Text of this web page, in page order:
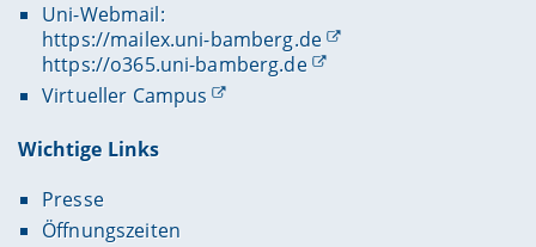
Uni-Webmail:
https://mailex.uni-bamberg.de
https://o365.uni-bamberg.de
Virtueller Campus
Wichtige Links
Presse
Öffnungszeiten